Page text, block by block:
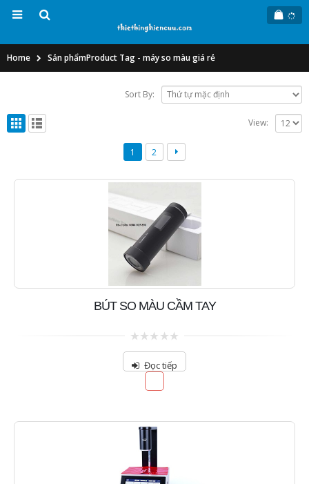
Home Sản phẩmProduct Tag - máy so màu giá rẻ
Sort By:
View:
1 2
BÚT SO MÀU CẦM TAY
0
of
Đọc tiếp